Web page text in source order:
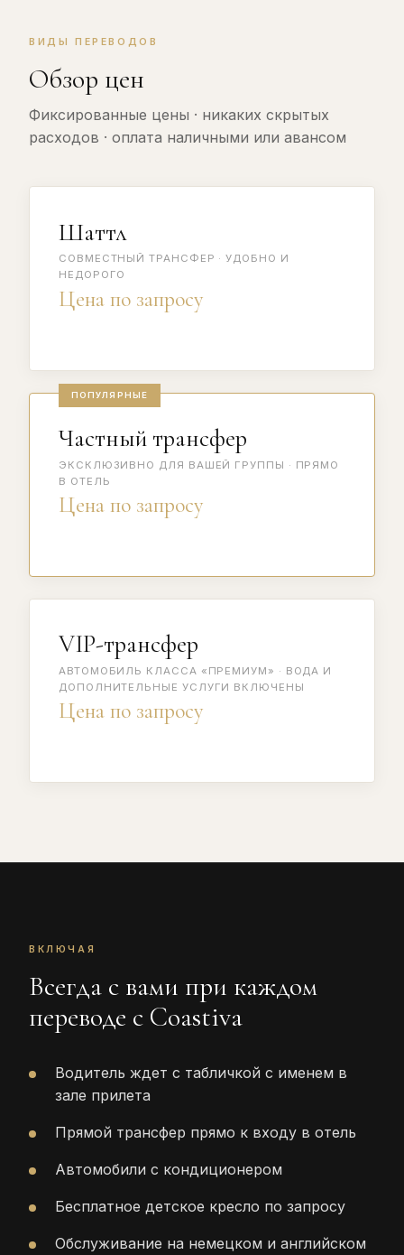
ВИДЫ ПЕРЕВОДОВ
Обзор цен
Фиксированные цены · никаких скрытых
расходов · оплата наличными или авансом
Шаттл
СОВМЕСТНЫЙ ТРАНСФЕР · УДОБНО И
НЕДОРОГО
Цена по запросу
ПОПУЛЯРНЫЕ
Частный трансфер
ЭКСКЛЮЗИВНО ДЛЯ ВАШЕЙ ГРУППЫ · ПРЯМО
В ОТЕЛЬ
Цена по запросу
VIP-трансфер
АВТОМОБИЛЬ КЛАССА «ПРЕМИУМ» · ВОДА И
ДОПОЛНИТЕЛЬНЫЕ УСЛУГИ ВКЛЮЧЕНЫ
Цена по запросу
ВКЛЮЧАЯ
Всегда с вами при каждом
переводе с Coastiva
Водитель ждет с табличкой с именем в
зале прилета
Прямой трансфер прямо к входу в отель
Автомобили с кондиционером
Бесплатное детское кресло по запросу
Обслуживание на немецком и английском